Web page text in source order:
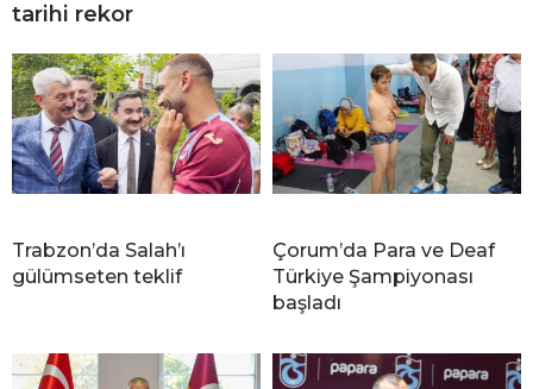
tarihi rekor
Trabzon’da Salah’ı
gülümseten teklif
Çorum’da Para ve Deaf
Türkiye Şampiyonası
başladı